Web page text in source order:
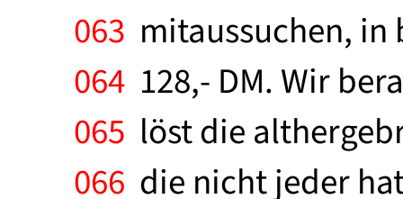
063 mitaussuchen, in
064 128,- DM. Wir
065 löst die
066 die nicht jeder